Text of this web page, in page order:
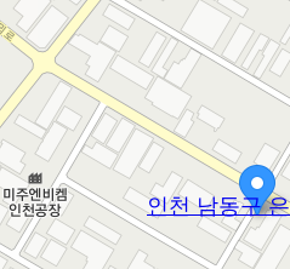
성]페이지 기록 입니다.
인천 남동구